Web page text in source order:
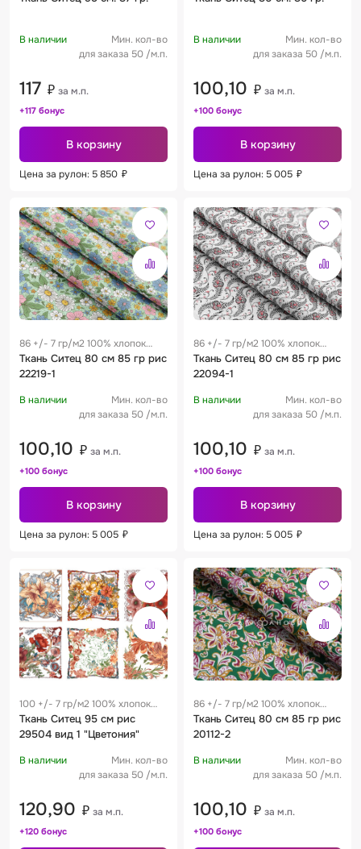
В наличии
Мин. кол-во
для заказа 50 /м.п.
117 ₽ за м.п.
+117 бонус
В корзину
Цена за рулон: 5 850 ₽
В наличии
Мин. кол-во
для заказа 50 /м.п.
100,10 ₽ за м.п.
+100 бонус
В корзину
Цена за рулон: 5 005 ₽
86 +/- 7 гр/м2 100% хлопок
0.28 м
Ткань Ситец 80 см 85 гр рис
22219-1
В наличии
Мин. кол-во
для заказа 50 /м.п.
100,10 ₽ за м.п.
+100 бонус
В корзину
Цена за рулон: 5 005 ₽
86 +/- 7 гр/м2 100% хлопок
0.28 м
Ткань Ситец 80 см 85 гр рис
22094-1
В наличии
Мин. кол-во
для заказа 50 /м.п.
100,10 ₽ за м.п.
+100 бонус
В корзину
Цена за рулон: 5 005 ₽
100 +/- 7 гр/м2 100% хлопок
0.19 м
Ткань Ситец 95 см рис
29504 вид 1 "Цветония"
В наличии
Мин. кол-во
для заказа 50 /м.п.
120,90 ₽ за м.п.
+120 бонус
86 +/- 7 гр/м2 100% хлопок
0.28 м
Ткань Ситец 80 см 85 гр рис
20112-2
В наличии
Мин. кол-во
для заказа 50 /м.п.
100,10 ₽ за м.п.
+100 бонус